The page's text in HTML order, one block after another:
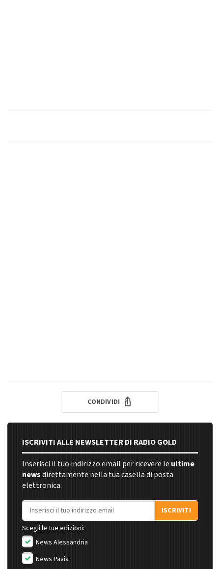
CONDIVIDI
ISCRIVITI ALLE NEWSLETTER DI RADIO GOLD
Inserisci il tuo indirizzo email per ricevere le ultime
newsdirettamente nella tua casella di posta
elettronica.
Indirizzo email
ISCRIVITI
Scegli le tue edizioni:
News Alessandria
News Pavia